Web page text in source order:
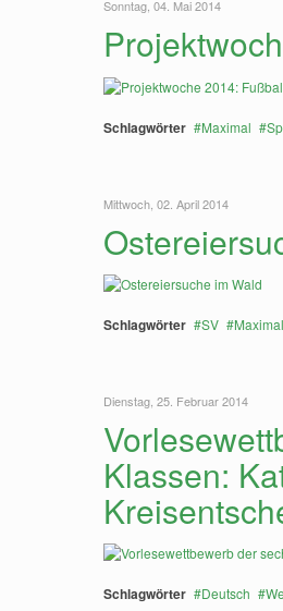
Sonntag, 04. Mai 2014
Schlagwörter Maximal
Mittwoch, 02. April 2014
Schlagwörter SV Maximal
Dienstag, 25. Februar 2014
Klassen:
Schlagwörter Deutsch